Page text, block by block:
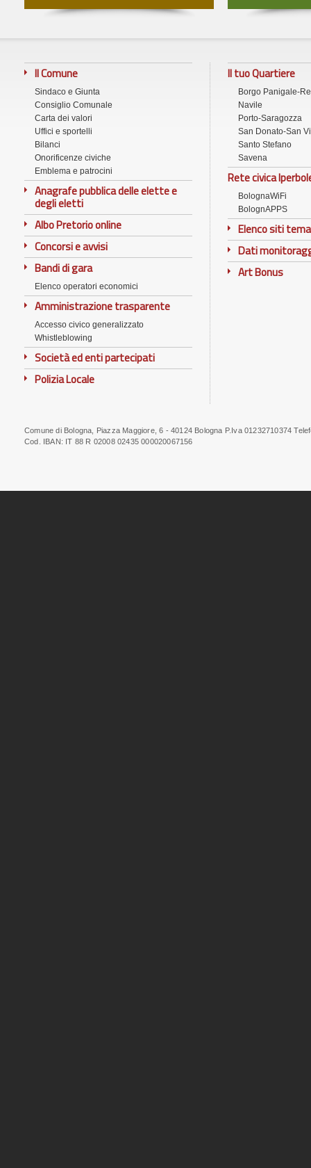
Il Comune
Sindaco e Giunta
Consiglio Comunale
Carta dei valori
Uffici e sportelli
Bilanci
Onorificenze civiche
Emblema e patrocini
Anagrafe pubblica delle elette e
degli eletti
Albo Pretorio online
Concorsi e avvisi
Bandi di gara
Elenco operatori economici
Amministrazione trasparente
Accesso civico generalizzato
Whistleblowing
Società ed enti partecipati
Polizia Locale
Il tuo Quartiere
Borgo Panigale-
Navile
Porto-Saragozza
San Donato-San
Santo Stefano
Savena
Rete civica
BolognaWiFi
BolognAPPS
Elenco siti
Dati
Art Bonus
Note
Comune di Bologna, Piazza Maggiore, 6 - 40124 Bologna P.Iva 01232710374
Cod. IBAN: IT 88 R 02008 02435 000020067156